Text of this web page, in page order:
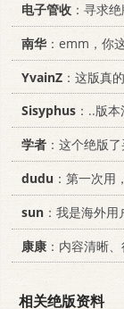
电子管收 ：寻求
南华：emm，你
YvainZ ：这版真
Sisyphus ：..版本
学者 ：这个绝版
dudu ：第一次用
sun ：我是海外
康康 ：内容清晰
相关绝版资料